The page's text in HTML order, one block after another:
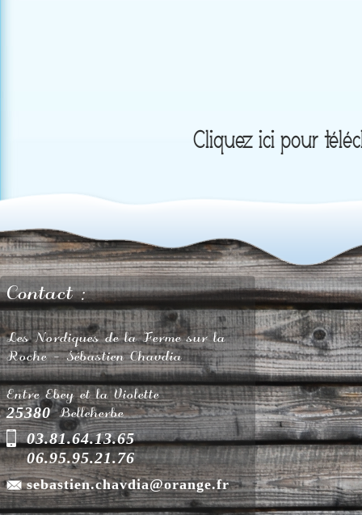
Cliquez ici pour
Contact :
Les Nordiques de la Ferme sur la
Roche - Sébastien Chavdia
Entre Ebey et la Violette
25380 Belleherbe
03.81.64.13.65
06.95.95.21.76
sebastien.chavdia@orange.fr